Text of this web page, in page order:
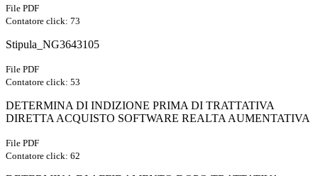
File PDF
Contatore click: 73
Stipula_NG3643105
File PDF
Contatore click: 53
DETERMINA DI INDIZIONE PRIMA DI TRATTATIVA
DIRETTA ACQUISTO SOFTWARE REALTA AUMENTATIVA
File PDF
Contatore click: 62